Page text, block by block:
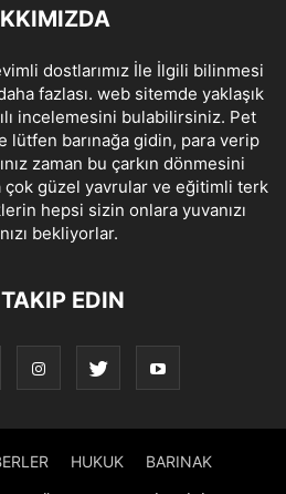
dostlarımız İle İlgili bilinmesi
fazlası. web sitemde yaklaşık
incelemesini bulabilirsiniz. Pet
lütfen barınağa gidin, para verip
zaman bu çarkın dönmesini
çok güzel yavrular ve eğitimli terk
hepsi sizin onlara yuvanızı
bekliyorlar.
EDIN
HUKUK BARINAK